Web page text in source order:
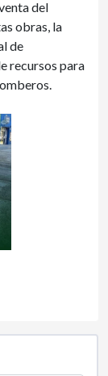
del
obras, la
de
recursos para